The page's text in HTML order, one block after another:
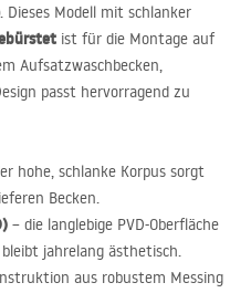
. Dieses Modell mit schlanker
ist für die Montage auf
Aufsatzwaschbecken,
passt hervorragend zu
hohe, schlanke Korpus sorgt
Becken.
) – die langlebige PVD-Oberfläche
jahrelang ästhetisch.
aus robustem Messing